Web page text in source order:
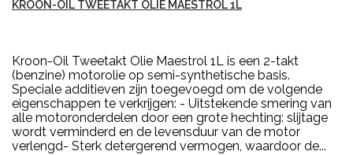
KROON-OIL TWEETAKT OLIE MAESTROL 1L
Kroon-Oil Tweetakt Olie Maestrol 1L is een 2-takt
(benzine) motorolie op semi-synthetische basis.
Speciale additieven zijn toegevoegd om de volgende
eigenschappen te verkrijgen: - Uitstekende smering van
alle motoronderdelen door een grote hechting: slijtage
wordt verminderd en de levensduur van de motor
verlengd- Sterk detergerend vermogen, waardoor de...